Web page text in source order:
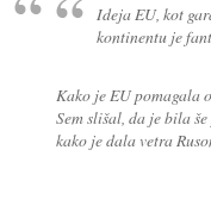
Ideja EU, kot
kontinentu je
Kako je EU pomagala
Sem slišal, da je bila
kako je dala vetra